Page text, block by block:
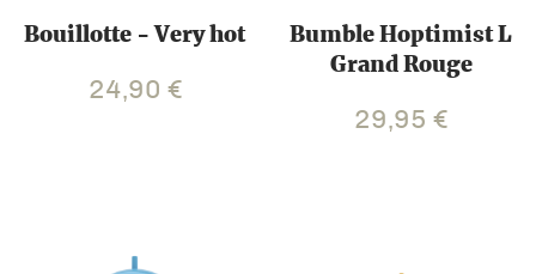
Bouillotte - Very hot
24,90 €
Bumble Hoptimist L
Grand Rouge
29,95€